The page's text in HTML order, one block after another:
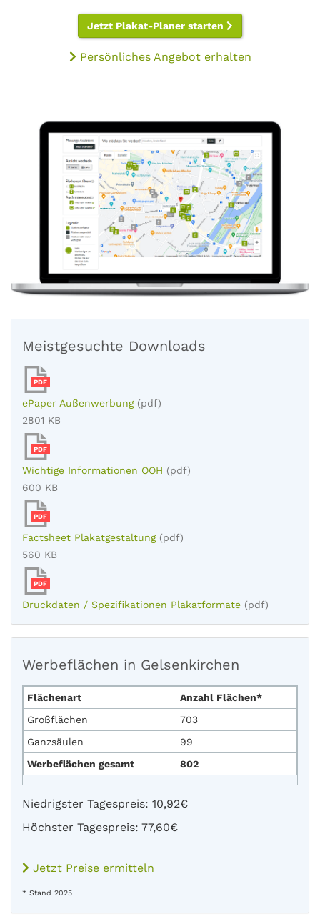
Jetzt Plakat-Planer starten
Persönliches Angebot erhalten
Meistgesuchte Downloads
PDF
ePaper Außenwerbung (pdf)
2801 KB
PDF
Wichtige Informationen OOH (pdf)
600 KB
PDF
Factsheet Plakatgestaltung (pdf)
560 KB
PDF
Druckdaten / Spezifikationen Plakatformate (pdf)
Werbeflächen in Gelsenkirchen
Flächenart
Anzahl Flächen*
Großflächen
703
Ganzsäulen
99
Werbeflächen gesamt
802
Niedrigster Tagespreis: 10,92€
Höchster Tagespreis: 77,60€
Jetzt Preise ermitteln
* Stand 2025